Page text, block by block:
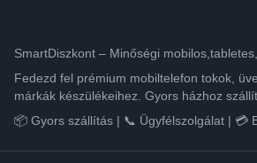
SmartDiszkont – Minőségi
Fedezd fel prémium mobiltelefon tokok,
márkák készülékeihez. Gyors házhoz
📦 Gyors szállítás | 📞 Ügyfélszolgálat | 💳